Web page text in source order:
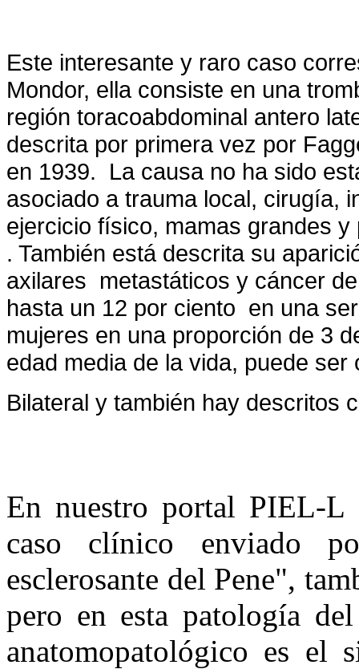
Este interesante y raro caso
Mondor, ella consiste en una
región toracoabdominal antero
descrita por primera vez por
en 1939. La causa no ha sido
asociado a trauma local, cirugía,
ejercicio físico, mamas grandes
. También está descrita su
axilares metastáticos y cáncer
hasta un 12 por ciento en una
mujeres en una proporción de 3
edad media de la vida, puede ser
Bilateral y también hay descritos
En nuestro portal PIEL-
caso clínico enviado
esclerosante del Pene",
pero en esta patología
anatomopatológico es el